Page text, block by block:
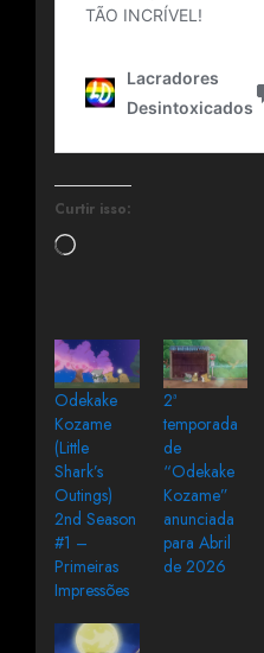
Curtir isso:
Odekake
Kozame
(Little
Shark’s
Outings)
2nd Season
#1 –
Primeiras
Impressões
2ª
temporada
de
“Odekake
Kozame”
anunciada
para Abril
de 2026